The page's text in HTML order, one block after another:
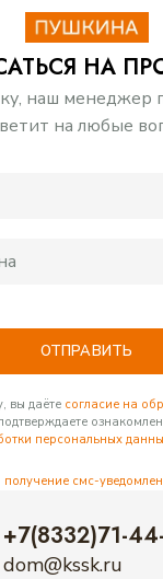
НА
наш менеджер
на любые
ОТПРАВИТЬ
вы даёте согласие на
персональных
получение смс-
+7(8332)71-
dom@kssk.ru